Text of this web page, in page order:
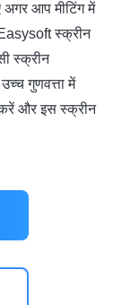
अगर आप मीटिंग में
स्क्रीन
स्क्रीन
गुणवत्ता में
करें और इस स्क्रीन